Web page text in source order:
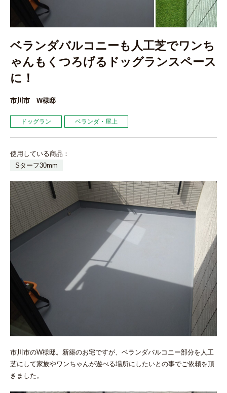
ベランダバルコニーも人工芝でワンち
ゃんもくつろげるドッグランスペース
に！
市川市 W様邸
ドッグラン ベランダ・屋上
使用している商品：
Sターフ30mm
市川市のW様邸。新築のお宅ですが、ベランダバルコニー部分を人工
芝にして家族やワンちゃんが遊べる場所にしたいとの事でご依頼を頂
きました。